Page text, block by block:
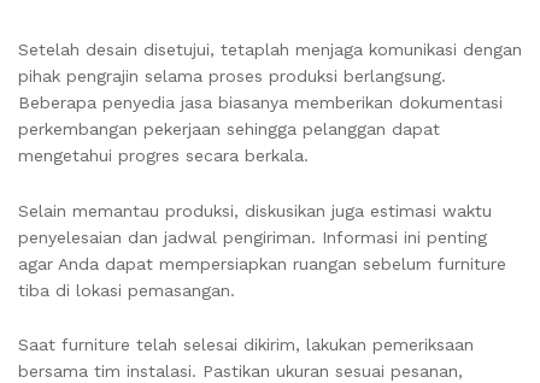
Setelah desain disetujui, tetaplah menjaga komunikasi dengan
pihak pengrajin selama proses produksi berlangsung.
Beberapa penyedia jasa biasanya memberikan dokumentasi
perkembangan pekerjaan sehingga pelanggan dapat
mengetahui progres secara berkala.
Selain memantau produksi, diskusikan juga estimasi waktu
penyelesaian dan jadwal pengiriman. Informasi ini penting
agar Anda dapat mempersiapkan ruangan sebelum furniture
tiba di lokasi pemasangan.
Saat furniture telah selesai dikirim, lakukan pemeriksaan
bersama tim instalasi. Pastikan ukuran sesuai pesanan,